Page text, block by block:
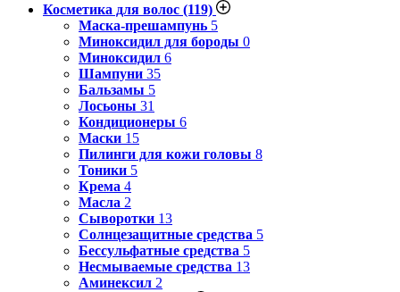
Косметика для волос (119)
Маска-прешампунь 5
Миноксидил для бороды 0
Миноксидил 6
Шампуни 35
Бальзамы 5
Лосьоны 31
Кондиционеры 6
Маски 15
Пилинги для кожи головы 8
Тоники 5
Крема 4
Масла 2
Сыворотки 13
Солнцезащитные средства 5
Бессульфатные средства 5
Несмываемые средства 13
Аминексил 2